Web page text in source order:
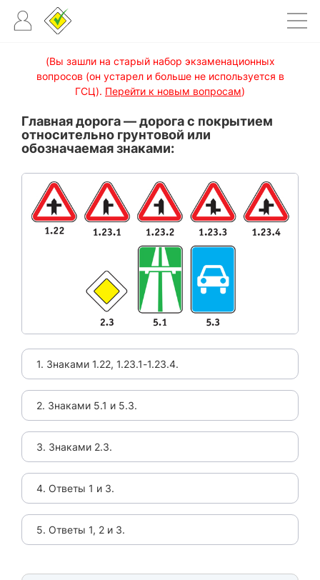
(Вы зашли на старый набор экзаменационных
вопросов (он устарел и больше не используется в
ГСЦ). Перейти к новым вопросам)
Главная дорога — дорога с покрытием
относительно грунтовой или
обозначаемая знаками:
1. Знаками 1.22, 1.23.1-1.23.4.
2. Знаками 5.1 и 5.3.
3. Знаками 2.3.
4. Ответы 1 и 3.
5. Ответы 1, 2 и 3.